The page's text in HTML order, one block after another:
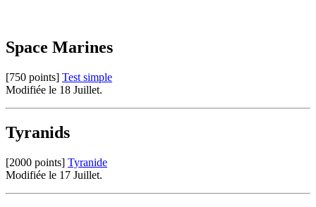
Space Marines
[750 points] Test simple
Modifiée le 18 Juillet.
Tyranids
[2000 points] Tyranide
Modifiée le 17 Juillet.